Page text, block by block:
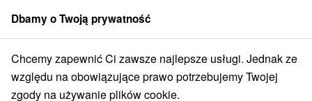
członek grupySorger
Atrakcje na Słowacji Tarcze Horehronie
Dbamy o Twoją prywatność
Chcemy zapewnić Ci zawsze najlepsze usługi. Jednak ze
względu na obowiązujące prawo potrzebujemy Twojej
zgody na używanie plików cookie.